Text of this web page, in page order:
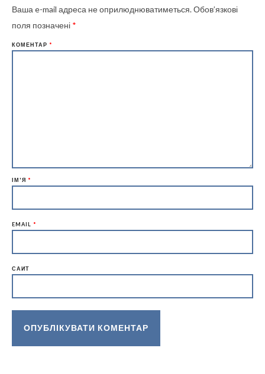
Ваша e-mail адреса не оприлюднюватиметься.Обов’язкові
поля позначені *
КОМЕНТАР *
ІМ'Я *
EMAIL *
САЙТ